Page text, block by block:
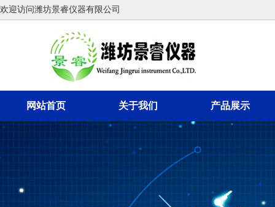
欢迎访问潍坊景睿仪器有限公司
网站首页 关于我们 产品展示